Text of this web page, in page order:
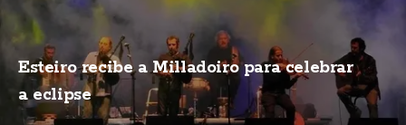
Esteiro recibe a Milladoiro para celebrar
a eclipse